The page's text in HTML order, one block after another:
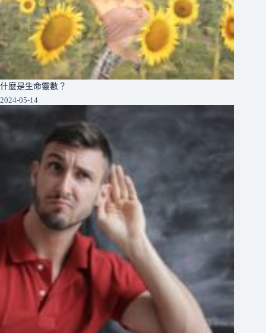
什麼是生命靈數？
2024-05-14